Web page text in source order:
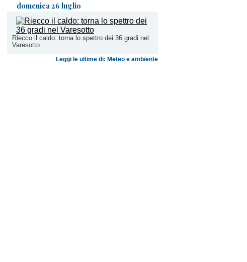
domenica 26 luglio
Riecco il caldo: torna lo spettro dei 36 gradi nel
Varesotto
Leggi le ultime di: Meteo e ambiente